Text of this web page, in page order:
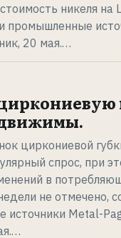
никеля на
промышленные
20 мая.…
циркониевой
спрос, при
в
не отмечено,
источники Metal-